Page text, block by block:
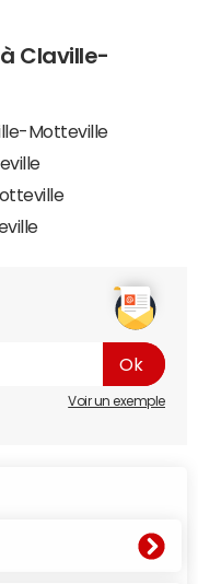
Claville-
Motteville
Voir un exemple